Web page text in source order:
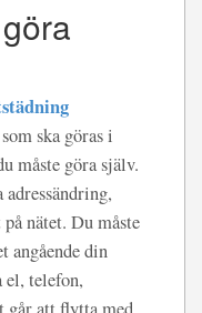
ska göras i
måste göra själv.
nätet. Du måste
angående din
el, telefon,